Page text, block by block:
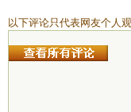
以下评论只代表网友个人